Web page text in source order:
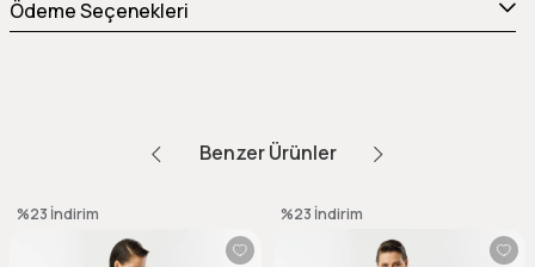
Ödeme Seçenekleri
Benzer Ürünler
%23 İndirim %23 İndirim